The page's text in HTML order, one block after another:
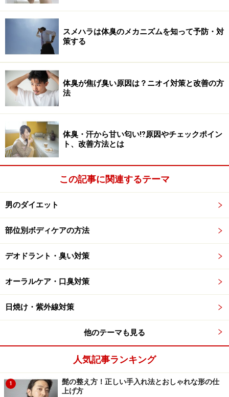
PFCとは、三大栄養素である「タンパク質（Protein）、
脂質（Fat）、糖質（Carbohydrate）」
この三大栄養素全てが、身体を動かす為のエネルギーに
変換されます。
脂質は1gあたり9kcal（タンパク質と糖質は4kcal）と、
数字だけで見ると一番摂り過ぎを避けたい栄養素に思え
ます。
しかし、近年の研究では、「脂質を単独で摂取した場合
よりも、脂質と糖質を同時に摂取した場合の方が体脂肪
が増える」という事が明らかになってきました。
具体的には、糖質を摂取した時にインスリンが分泌さ
れ、その働きによって体内に脂肪が合成されるという事
なのです。
つまり、糖質を控えてインスリンの働きを抑えれば、脂
質を摂取しても体脂肪として合成されにくいという事に
という事は、例えば大好きな焼肉をたらふく食べても、
のです！
特にダイエットを気にする人は、このPFCバランスのう
ち、P（プロテイン）の割合を増やす事が重要です。
食事による代謝が上がり、筋肉量の増加によって一日の
消費カロリーが増え、さらに太りにくい体作りへと繋が
ります。
スメハラは体臭のメカニズムを知って予防・対
策する
体臭が焦げ臭い原因は？ニオイ対策と改善の方
法
体臭・汗から甘い匂い⁉原因やチェックポイン
ト、改善方法とは
この記事に関連するテーマ
男のダイエット
部位別ボディケアの方法
デオドラント・臭い対策
オーラルケア・口臭対策
日焼け・紫外線対策
他のテーマも見る
人気記事ランキング
1
髭の整え方！正しい手入れ法とおしゃれな形の仕
上げ方